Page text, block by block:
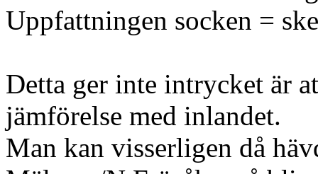
Uppfattningen socken =
Detta ger inte intrycket är
jämförelse med inlandet.
Man kan visserligen då